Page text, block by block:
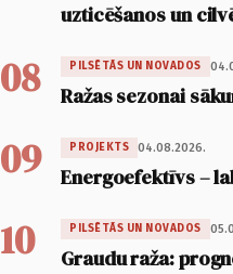
uzticēšanos un
08 PILSĒTĀS UN NOVADOS
Ražas sezonai
09 PROJEKTS 04.08.2026.
Energoefektīvs –
10 PILSĒTĀS UN NOVADOS
Graudu raža: